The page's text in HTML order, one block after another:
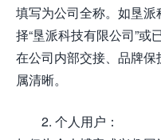
填写为公司全称。如垦
择“垦派科技有限公司”
在公司内部交接、品牌
属清晰。
2. 个人用户：